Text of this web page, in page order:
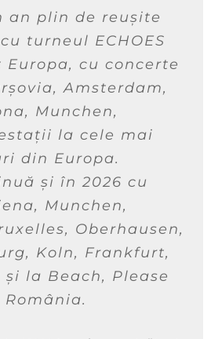
an plin de reușite
turneul ECHOES
cu concerte
Amsterdam,
Munchen,
la cele mai
din Europa.
și în 2026 cu
Munchen,
Oberhausen,
Koln, Frankfurt,
la Beach, Please